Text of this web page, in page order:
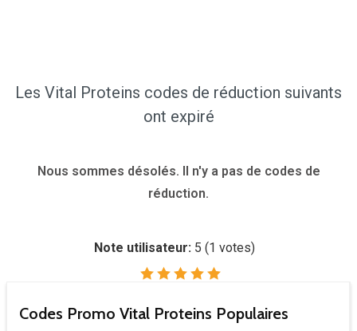
Les Vital Proteins codes de réduction suivants
ont expiré
Nous sommes désolés. Il n'y a pas de codes de
réduction.
Note utilisateur: 5 (1 votes)
Codes Promo Vital Proteins Populaires